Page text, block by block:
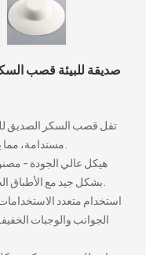
صديقة للبيئة قصب
تفل قصب السكر الصديق
هيكل عالي الجودة -
استخدام متعدد
الجوانب والوجبات